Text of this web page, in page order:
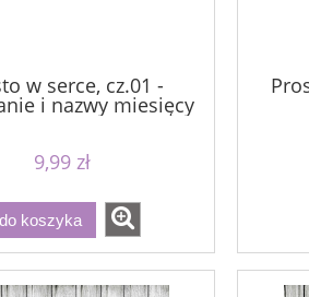
w serce, cz.01 -
i nazwy miesięcy
9,99 zł
do koszyka